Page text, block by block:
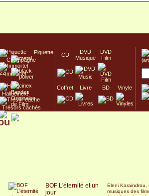
Piquette
Champagne
Hallucinex!
Trésors cachés
Collector
CD
DVD
Musique
DVD
Film
Coffret Livre BD Vinyle
BOF L'éternité et un
jour
Eleni Karaindrou,
musiques des